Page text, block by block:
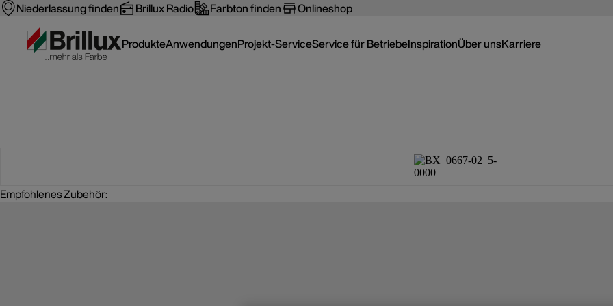
Niederlassung finden Brillux Radio Farbton finden Onlineshop
ProdukteAnwendungenProjekt-ServiceService für BetriebeInspirationÜber unsKarriere
Empfohlenes Zubehör: